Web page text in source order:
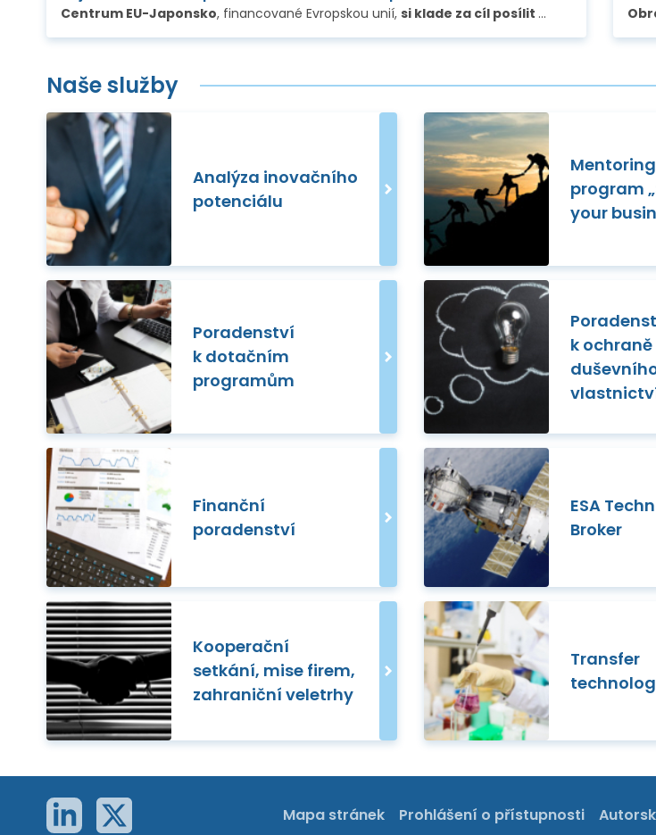
Centrum EU-Japonsko, financované Evropskou unií, si klade za cíl posílit spolupráci mezi EU a Japonskem a řídí různé programy na podporu malých a středních
Naše služby
Analýza inovačního
potenciálu
program
your
Poradenství
k dotačním
programům
k ochraně
Finanční
poradenství
ESA
Broker
Kooperační
setkání, mise firem,
zahraniční veletrhy
Transfer
Mapa stránek Prohlášení o přístupnosti